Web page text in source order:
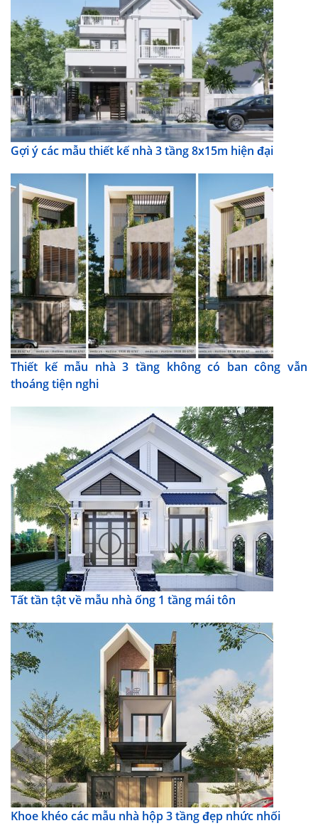
Gợi ý các mẫu thiết kế nhà 3 tầng 8x15m hiện đại
Thiết kế mẫu nhà 3 tầng không có ban công vẫn
thoáng tiện nghi
Tất tần tật về mẫu nhà ống 1 tầng mái tôn
Khoe khéo các mẫu nhà hộp 3 tầng đẹp nhức nhối